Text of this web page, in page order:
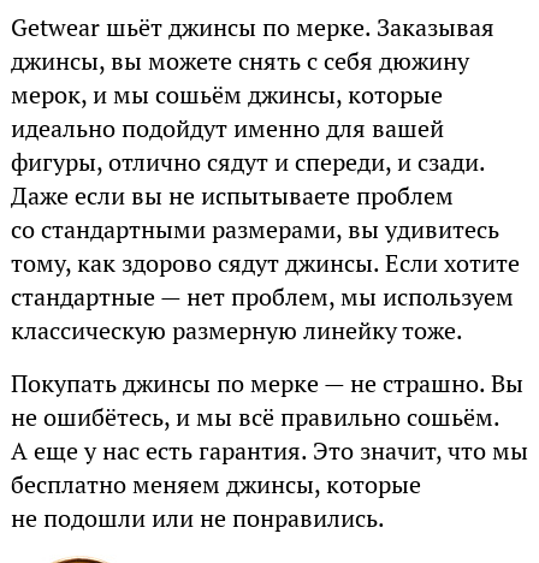
Getwear шьёт джинсы по мерке. Заказывая
джинсы, вы можете снять с себя дюжину
мерок, и мы сошьём джинсы, которые
идеально подойдут именно для вашей
фигуры, отлично сядут и спереди, и сзади.
Даже если вы не испытываете проблем
со стандартными размерами, вы удивитесь
тому, как здорово сядут джинсы. Если хотите
стандартные — нет проблем, мы используем
классическую размерную линейку тоже.
Покупать джинсы по мерке — не страшно. Вы
не ошибётесь, и мы всё правильно сошьём.
А еще у нас есть гарантия. Это значит, что мы
бесплатно меняем джинсы, которые
не подошли или не понравились.